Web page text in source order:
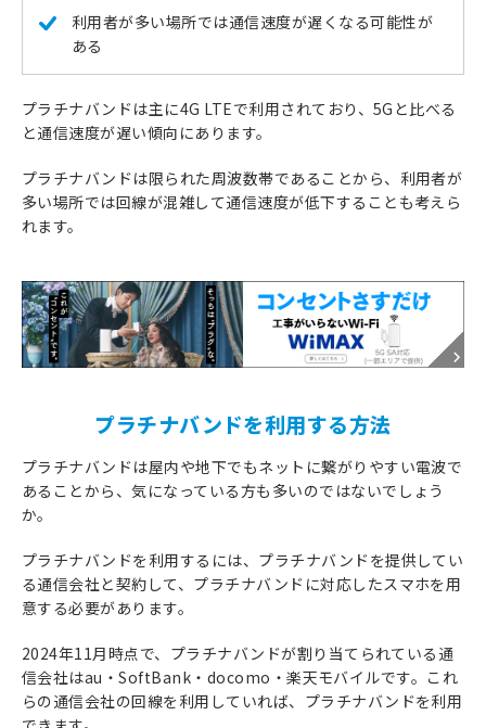
利用者が多い場所では通信速度が遅くなる可能性が
ある
プラチナバンドは主に4G LTEで利用されており、5Gと比べる
と通信速度が遅い傾向にあります。
プラチナバンドは限られた周波数帯であることから、利用者が
多い場所では回線が混雑して通信速度が低下することも考えら
れます。
プラチナバンドを利用する方法
プラチナバンドは屋内や地下でもネットに繋がりやすい電波で
あることから、気になっている方も多いのではないでしょう
か。
プラチナバンドを利用するには、プラチナバンドを提供してい
る通信会社と契約して、プラチナバンドに対応したスマホを用
意する必要があります。
2024年11月時点で、プラチナバンドが割り当てられている通
信会社はau・SoftBank・docomo・楽天モバイルです。これ
らの通信会社の回線を利用していれば、プラチナバンドを利用